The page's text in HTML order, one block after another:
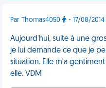
Par Thomas4050 - 17/08/
Aujourd'hui, suite à une
je lui demande ce que je
situation. Elle m'a
elle. VDM